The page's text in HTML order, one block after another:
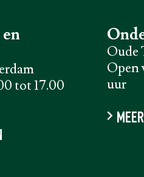
tot 17.00
Oude
Open
uur